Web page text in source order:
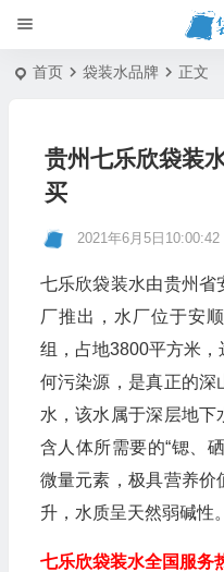
首页 袋装水品牌 正文
贵州七乐欣袋装
买
2021年6月5日10:00:42
七乐欣袋装水由贵州省
厂推出，水厂位于安
组，占地3800平方米
何污染源，是真正的
水，该水属于深层地下
含人体所需要的“锶、
微量元素，极具营养价
升，水质呈天然弱碱性。
七乐欣袋装水全国服务